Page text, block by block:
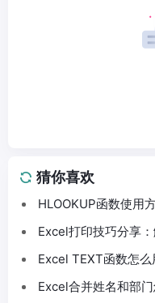
猜你喜欢
HLOOKUP函数使用
Excel打印技巧分享
Excel TEXT函数怎
Excel合并姓名和部